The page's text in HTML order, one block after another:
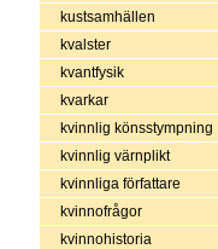
kustsamhällen
kvalster
kvantfysik
kvarkar
kvinnlig könsstympning
kvinnlig värnplikt
kvinnliga författare
kvinnofrågor
kvinnohistoria